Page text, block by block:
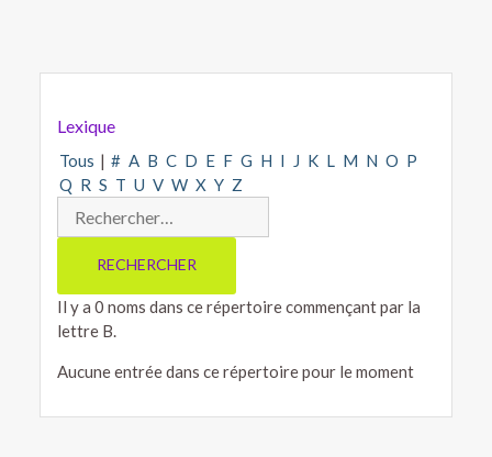
Lexique
Tous | # A B C D E F G H I J K L M N O P
Q R S T U V W X Y Z
Il y a 0 noms dans ce répertoire commençant par la
lettre B.
Aucune entrée dans ce répertoire pour le moment